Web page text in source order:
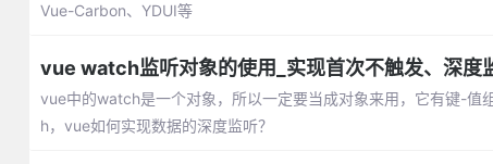
Vue-Carbon、YDUI等
vue watch监听对象的使用_实现首次不触发、深度
vue中的watch是一个对象，所以一定要当成对象来用，它有键-
h，vue如何实现数据的深度监听？